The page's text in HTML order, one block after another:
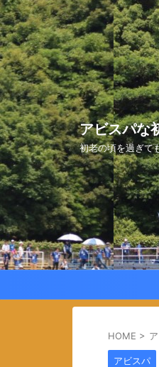
アビスパな
初老の頃を過ぎて
HOME >
アビスパ